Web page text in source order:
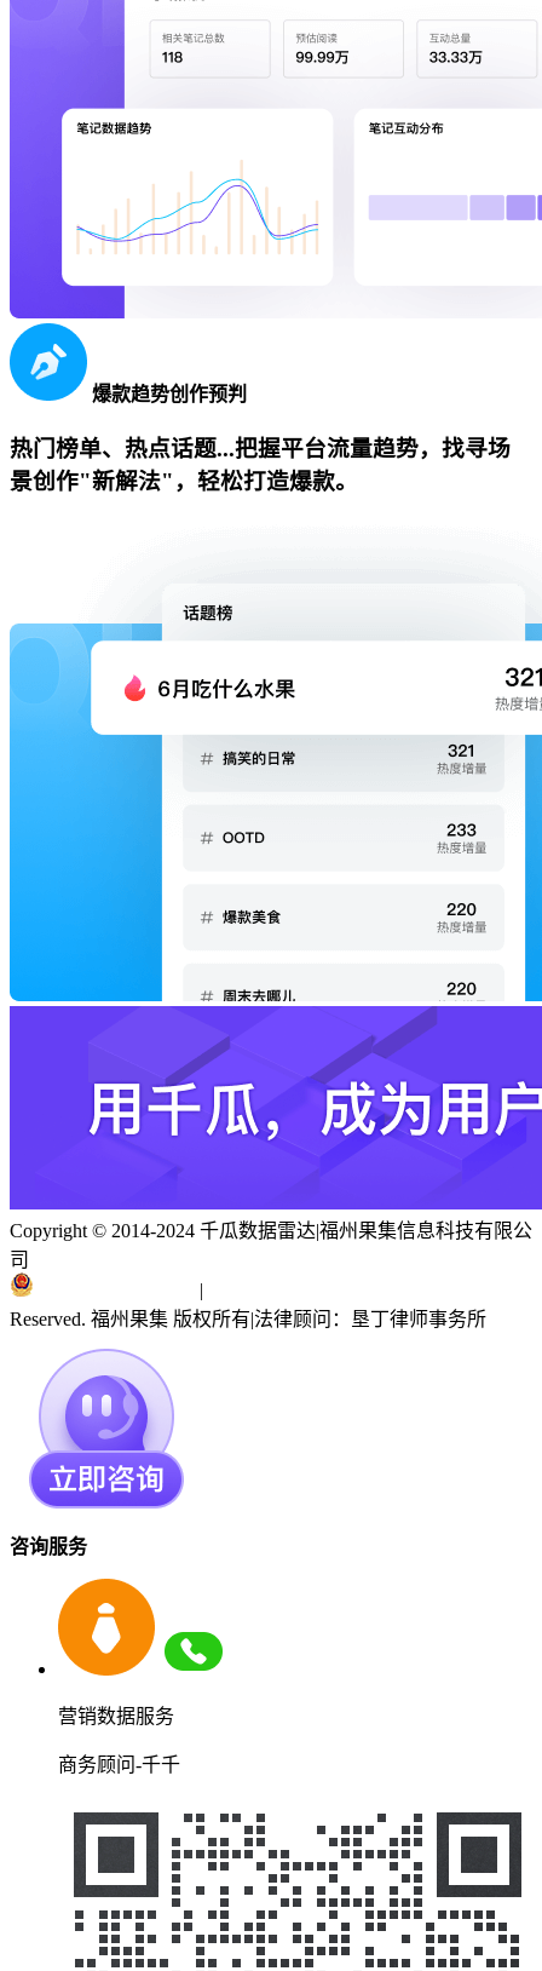
爆款趋势创作预判
热门榜单、热点话题...把握平台流量趋势，找寻场
景创作"新解法"，轻松打造爆款。
Copyright © 2014-2024 千瓜数据雷达|福州果集信息科技有限公
司
|
Reserved. 福州果集 版权所有|法律顾问：垦丁律师事务所
咨询服务
营销数据服务
商务顾问-千千